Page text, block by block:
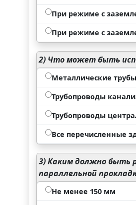
При режиме с
При режиме с
2) Что может быть
Металлические
Трубопроводы
Трубопроводы
Все перечисленные
3)Каким должно быть
параллельной
Не менее 150 мм